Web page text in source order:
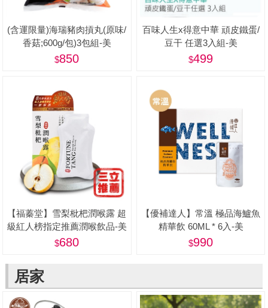
(含運限量)海瑞豬肉摃丸(原味/
香菇;600g/包)3包組-美
850
百味人生x得意中華 頑皮鐵蛋/
豆干 任選3入組-美
499
【福蓁堂】雪梨枇杷潤喉露 超
級紅人榜指定推薦潤喉飲品-美
680
【優補達人】常溫 極品海鱸魚
精華飲 60ML * 6入-美
990
居家